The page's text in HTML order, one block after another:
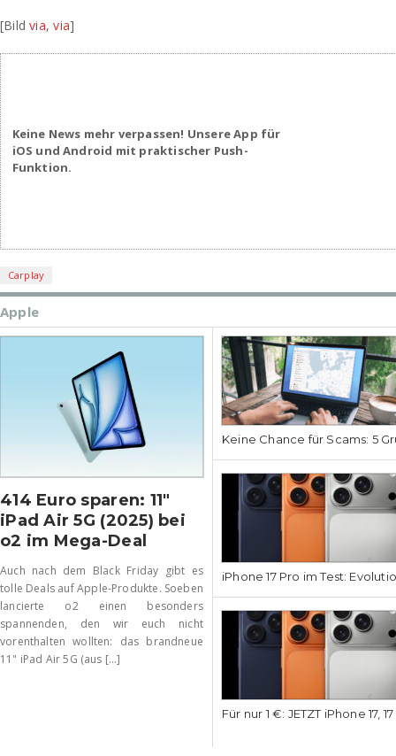
[Bildvia,via]
Keine News mehr verpassen! Unsere App für
iOS und Android mit praktischer Push-
Funktion.
Carplay
Apple
414 Euro sparen: 11″
iPad Air 5G (2025) bei
o2 im Mega-Deal
Auch nach dem Black Friday gibt es
tolle Deals auf Apple-Produkte. Soeben
lancierte o2 einen besonders
spannenden, den wir euch nicht
vorenthalten wollten: das brandneue
11" iPad Air 5G (aus [...]
Keine Chance für Scams: 5
iPhone 17 Pro im Test:
Für nur 1 €: JETZT iPhone 17,